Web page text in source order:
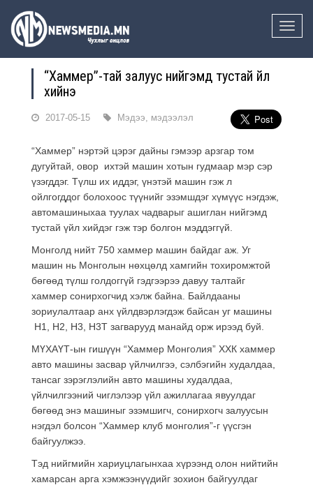
Toggle
“Хаммер”-тай залуус нийгэмд тустай үйл
хийнэ
2017-05-15 Мэдээ, мэдээлэл
“Хаммер” нэртэй цэрэг дайны гэмээр арзгар том
дугуйтай, овор ихтэй машин хотын гудмаар мэр сэр
үзэгддэг. Түлш их иддэг, үнэтэй машин гэж л
ойлгогддог болохоос түүнийг эзэмшдэг хүмүүс нэгдэж,
автомашиныхаа туулах чадварыг ашиглан нийгэмд
тустай үйл хийдэг гэж тэр болгон мэддэггүй.
Монголд нийт 750 хаммер машин байдаг аж. Уг
машин нь Монголын нөхцөлд хамгийн тохиромжтой
бөгөөд түлш голдоггүй гэдгээрээ давуу талтайг
хаммер сонирхогчид хэлж байна. Байлдааны
зориулалтаар анх үйлдвэрлэгдэж байсан уг машины
H1, H2, H3, H3T загварууд манайд орж ирээд буй.
МҮХАҮТ-ын гишүүн “Хаммер Монголия” ХХК хаммер
авто машины засвар үйлчилгээ, сэлбэгийн худалдаа,
тансаг зэрэглэлийн авто машины худалдаа,
үйлчилгээний чиглэлээр үйл ажиллагаа явуулдаг
бөгөөд энэ машиныг эзэмшигч, сонирхогч залуусын
нэгдэл болсон “Хаммер клуб монголия”-г үүсгэн
байгуулжээ.
Тэд нийгмийн хариуцлагынхаа хүрээнд олон нийтийн
хамарсан арга хэмжээнүүдийг зохион байгуулдаг